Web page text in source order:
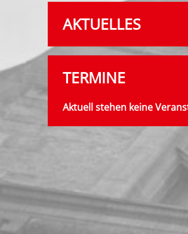
AKTUELLES
TERMINE
Aktuell stehen keine